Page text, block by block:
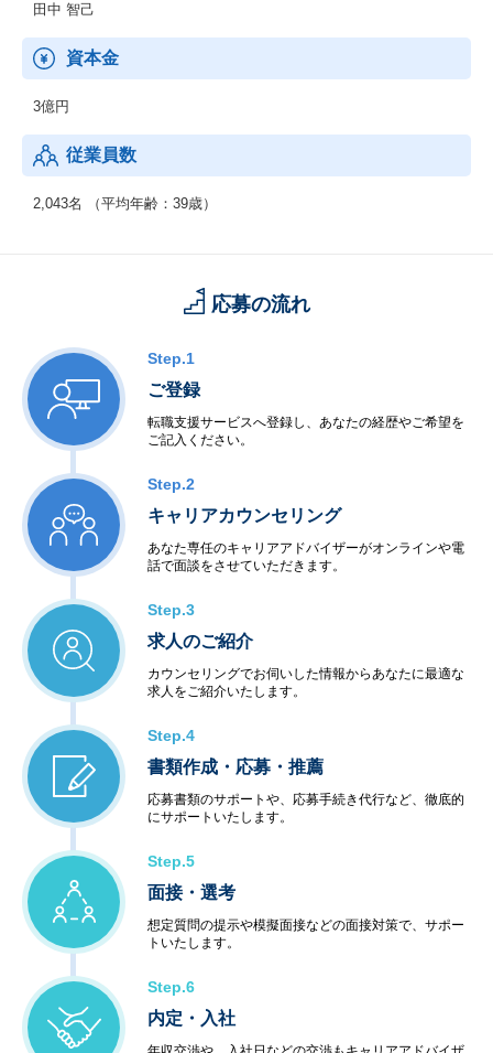
田中 智己
資本金
3億円
従業員数
2,043名 （平均年齢：39歳）
応募の流れ
Step.1
ご登録
転職支援サービスへ登録し、あなたの経歴やご希望を
ご記入ください。
Step.2
キャリアカウンセリング
あなた専任のキャリアアドバイザーがオンラインや電
話で面談をさせていただきます。
Step.3
求人のご紹介
カウンセリングでお伺いした情報からあなたに最適な
求人をご紹介いたします。
Step.4
書類作成・応募・推薦
応募書類のサポートや、応募手続き代行など、徹底的
にサポートいたします。
Step.5
面接・選考
想定質問の提示や模擬面接などの面接対策で、サポー
トいたします。
Step.6
内定・入社